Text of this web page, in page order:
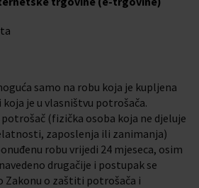
samo na robu koja je kupljena
je u vlasništvu potrošača.
(fizička osoba koja ne djeluje
zaposlenja ili zanimanja)
robu vrijedi 24 mjeseca, osim
drugačije i postupak se
Zakonu o zaštiti potrošača i